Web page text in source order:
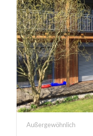
Außergewöhnlich